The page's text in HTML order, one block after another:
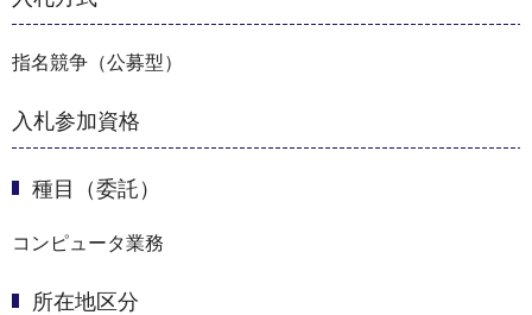
指名競争（公募型）
入札参加資格
種目（委託）
コンピュータ業務
所在地区分